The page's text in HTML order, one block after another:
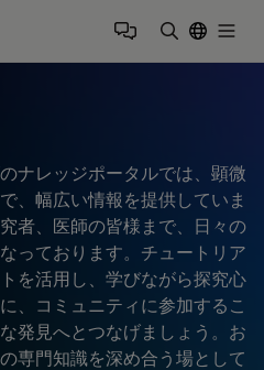
ナレッジポータルでは、顕微
、幅広い情報を提供していま
者、医師の皆様まで、日々の
っております。チュートリア
を活用し、学びながら探究心
、コミュニティに参加するこ
発見へとつなげましょう。お
専門知識を深め合う場として